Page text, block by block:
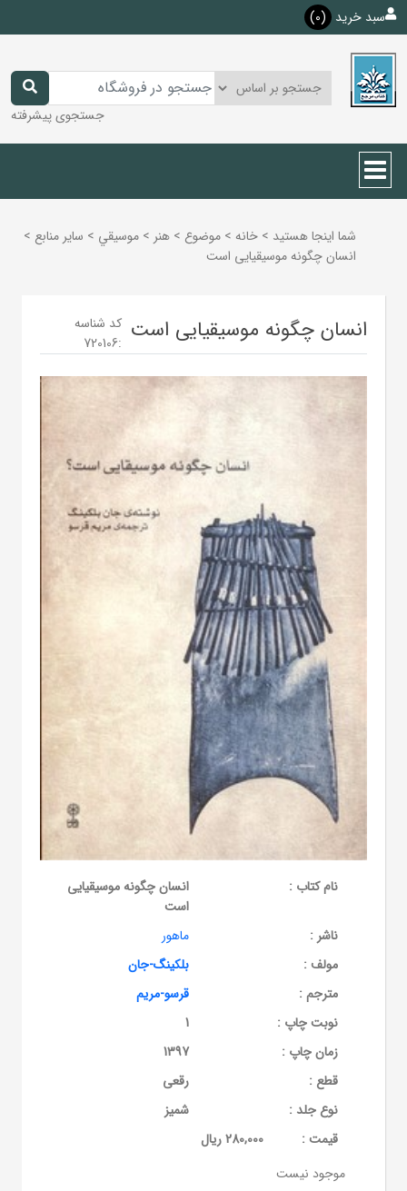
سبد خرید (0)
جستجوی پیشرفته
شما اینجا هستید > خانه > موضوع > هنر > موسيقي > ساير منابع >
انسان چگونه موسیقیایی است
انسان چگونه موسیقیایی است کد شناسه
:
720106
نام کتاب :
انسان چگونه موسیقیایی
است
ناشر :
ماهور
مولف :
بلکینگ-جان
مترجم :
قرسو-مریم
نوبت چاپ :
1
زمان چاپ :
1397
قطع :
رقعی
نوع جلد :
شمیز
قيمت :
280,000 ریال
موجود نیست